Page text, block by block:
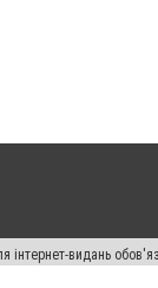
інтернет-видань